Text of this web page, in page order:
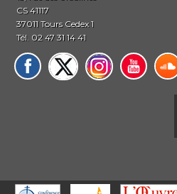
CS 41117
37011 Tours Cedex 1
Tél. 02 47 31 14 41